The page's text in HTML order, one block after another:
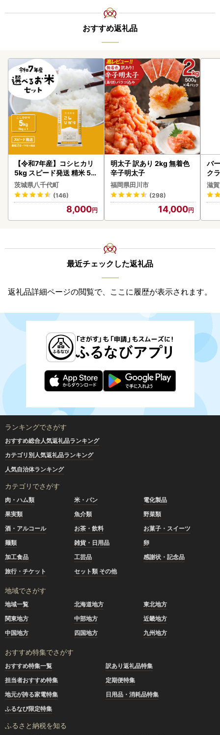
おすすめ返礼品
【令和7年産】コシヒカリ
5kg スピード発送 精米 5k
g x 1袋 白米 茨城県 八千代
町
茨城県八千代町
(146)
8,000
明太子 訳あり 2kg 無着色
辛子明太子
福岡県田川市
(298)
14,000
バ
ク
ア
ン
滋
最近チェックした返礼品
返礼品詳細ページの閲覧で、ここに履歴が表示されます。
ランキングでさがす
おすすめ総合人気返礼品ランキング
カテゴリ別人気返礼品ランキング
人気自治体ランキング
カテゴリでさがす
肉・ハム類 米・パン
電化製品
果実類
魚介類
野菜類
酒・アルコール
お茶・飲料
お菓子・スイーツ
麺類
雑貨・日用品
卵
加工食品
工芸品
感謝状・記念品
旅行・チケット
セット類 その他
地域でさがす
地域一覧 北海道地方
東北地方
関東地方
中部地方
近畿地方
中国地方
四国地方 九州地方
おすすめ特集でさがす
おすすめ特集一覧
訳あり返礼品特集
担当者おすすめ特集
定期便特集
地元が誇る家電特集
日用品・消耗品特集
ふるなび限定特集
ふるさと納税を知る